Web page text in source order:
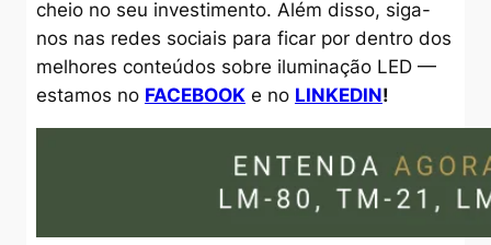
cheio no seu investimento. Além disso, siga-
nos nas redes sociais para ficar por dentro dos
melhores conteúdos sobre iluminação LED —
estamos no FACEBOOKe no LINKEDIN!